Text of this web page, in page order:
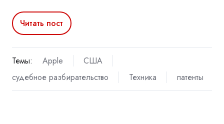
Читать пост
Темы: Apple
США
судебное разбирательство
Техника патенты